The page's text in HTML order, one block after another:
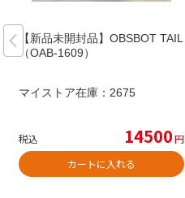
【新品未開封品】OBSBOT TAIL
（OAB-1609）
マイストア在庫： 2675
税込 14500円
カートに入れる